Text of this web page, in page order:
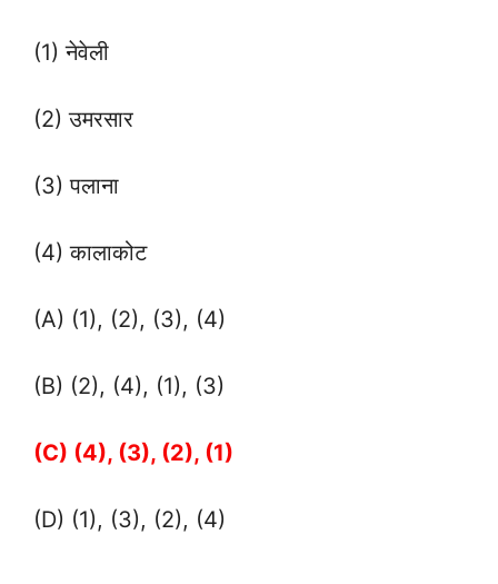
(1) नेवेली
(2) उमरसार
(3) पलाना
(4) कालाकोट
(A) (1), (2), (3), (4)
(B) (2), (4), (1), (3)
(C) (4), (3), (2), (1)
(D) (1), (3), (2), (4)